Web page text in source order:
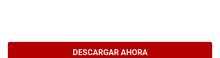
DESCARGAR AHORA